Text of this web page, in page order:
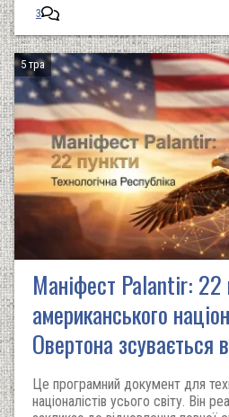
3
5 тра
Маніфест Palantir: 22
американського
Овертона зсувається
Це програмний документ для
націоналістів усього світу. Він